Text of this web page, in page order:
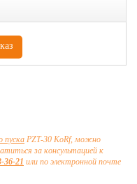
пуска PZT-30 KoRf, можно
за консультацией к
36-21 или по электронной почте